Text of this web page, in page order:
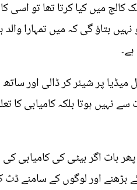
میں کیا کرتا تھا تو
بتاؤ گی کہ میں تمہارا والد
پر شیئر کر ڈالی اور ساتھ
سے نہیں ہوتا بلکہ
بات اگر بیٹی کی
اور لوگوں کے سامنے ڈٹ